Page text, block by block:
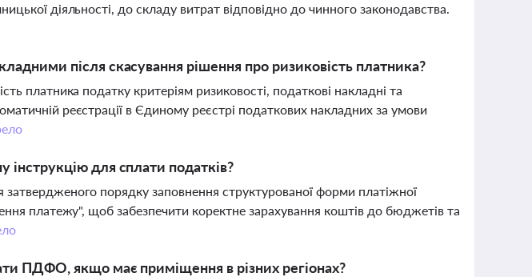
діяльності, до складу витрат відповідно до чинного законодавства.
після скасування рішення про ризиковість платника?
платника податку критеріям ризиковості, податкові накладні та
реєстрації в Єдиному реєстрі податкових накладних за умови
для сплати податків?
порядку заповнення структурованої форми платіжної
платежу", щоб забезпечити коректне зарахування коштів до бюджетів та
ПДФО, якщо має приміщення в різних регіонах?